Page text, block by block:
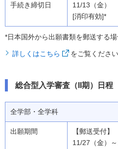
11/13（金）
[消印有効]*
*日本国外から出願書類を郵送する
詳しくはこちら をご覧ください
総合型入学審査（II期）日程
全学部・全学科
【郵送受付】
11/27（金）～